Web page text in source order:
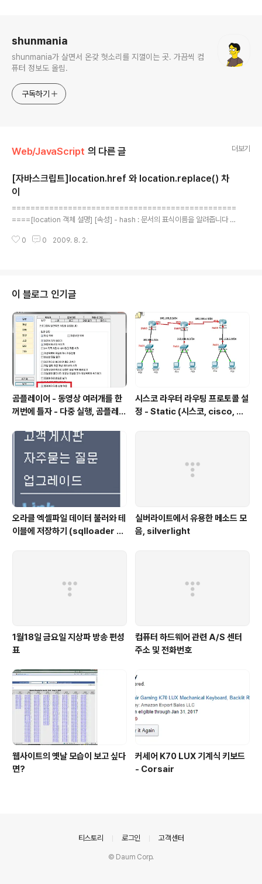
shunmania
shunmania가 살면서 온갖 헛소리를 지껄이는 곳. 가끔씩 컴
퓨터 정보도 올림.
구독하기
Web/JavaScript 의 다른 글 더보기
[자바스크립트]location.href 와 location.replace() 차
이
================================================
====[location 객체 설명] [속성] - hash : 문서의 표식이름을 알려줍니다 -
ame : 문서의 URL 주소중에 호스트 이름을 알려줍니다 - href : 문서의 URL
- protocol : 프로토콜 종류를 설정하거나 알아냅니다 [메서드] - reload(tru
e) : 브라우저가 현재 문..
0 0 2009. 8. 2.
이 블로그 인기글
곰플레이어 - 동영상 여러개를 한
꺼번에 틀자 - 다중 실행, 곰플레이
다운
시스코 라우터 라우팅 프로토콜 설
정 - Static (시스코, cisco, 라
오라클 엑셀파일 데이터 불러와 테
이블에 저장하기 (sqlloader 를
실버라이트에서 유용한 메소드 모
음, silverlight
1월18일 금요일 지상파 방송 편성
표
컴퓨터 하드웨어 관련 A/S 센터
주소 및 전화번호
웹사이트의 옛날 모습이 보고 싶다
면?
커세어 K70 LUX 기계식 키보드
- Corsair
티스토리 로그인 고객센터
© Daum Corp.